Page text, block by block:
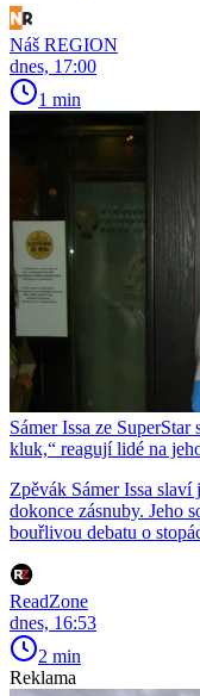
Náš REGION
dnes, 17:00
1 min
Sámer Issa ze
kluk,“ reagují lidé na
Zpěvák Sámer Issa
dokonce zásnuby. Jeho
bouřlivou debatu o
ReadZone
dnes, 16:53
2 min
Reklama